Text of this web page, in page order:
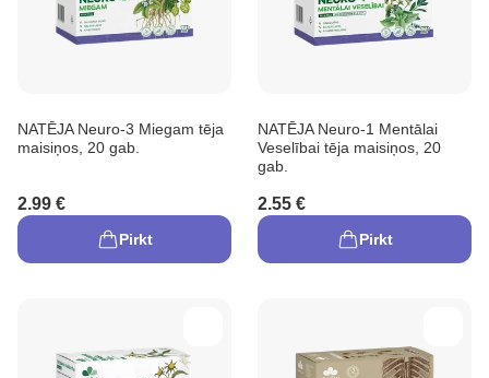
NATĒJA Neuro-3 Miegam tēja
maisiņos, 20 gab.
2.99 €
Pirkt
NATĒJA Neuro-1 Mentālai
Veselībai tēja maisiņos, 20
gab.
2.55 €
Pirkt